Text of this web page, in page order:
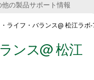
他の製品サポート情報
ライフ・バランス@ 松江ラボ-
ンス@ 松江